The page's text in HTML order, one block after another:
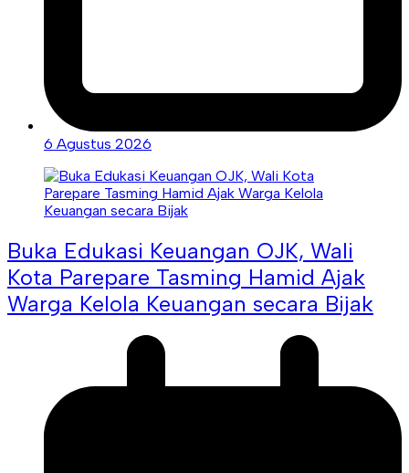
6 Agustus 2026
Buka Edukasi Keuangan OJK, Wali
Kota Parepare Tasming Hamid Ajak
Warga Kelola Keuangan secara Bijak